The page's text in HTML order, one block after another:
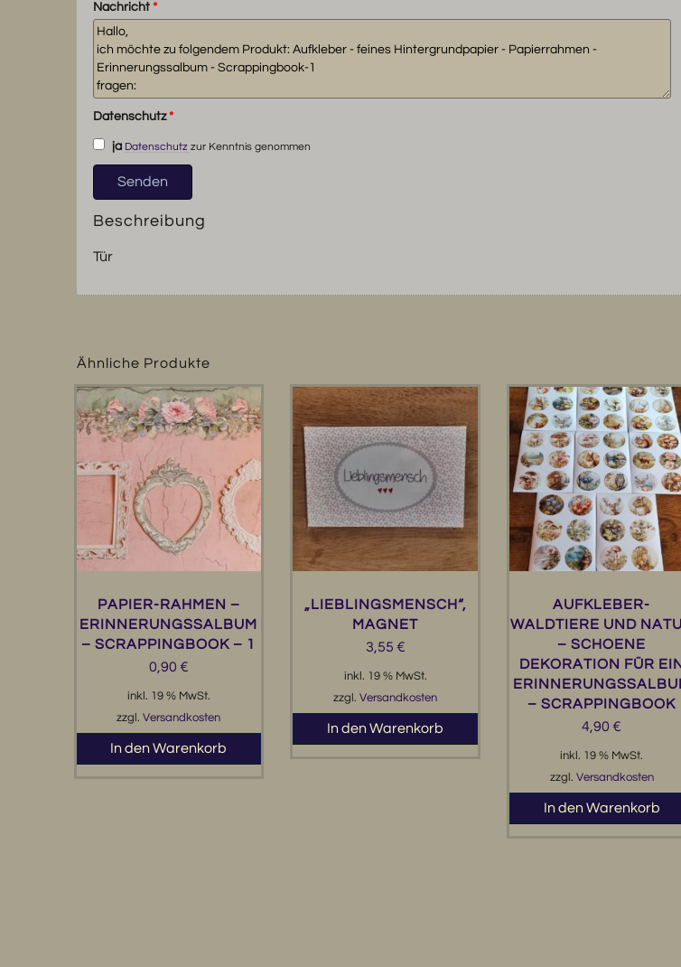
Nachricht*
Datenschutz*
ja Datenschutzzur Kenntnis genommen
Beschreibung
Tür
Ähnliche Produkte
PAPIER-RAHMEN –
ERINNERUNGSSALBUM
– SCRAPPINGBOOK – 1
0,90 €
inkl. 19 % MwSt.
zzgl.Versandkosten
In den Warenkorb
„LIEBLINGSMENSCH“,
MAGNET
3,55 €
inkl. 19 % MwSt.
zzgl.Versandkosten
In den Warenkorb
AUFKLEBER-
WALDTIERE UND
– SCHOENE
DEKORATION FÜR EIN
– SCRAPPINGBOOK
4,90 €
inkl. 19 % MwSt.
zzgl. Versandkosten
In den Warenkorb